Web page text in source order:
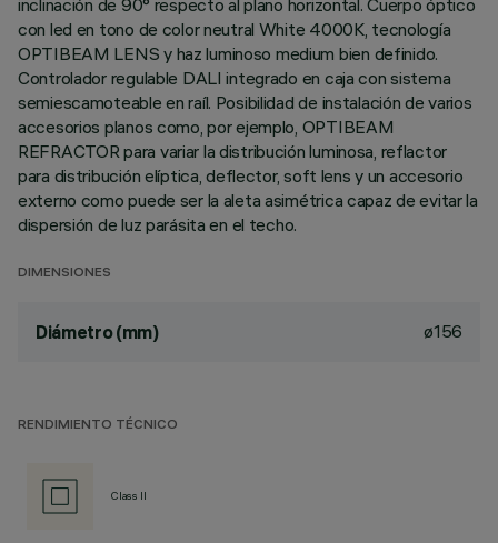
inclinación de 90° respecto al plano horizontal. Cuerpo óptico
con led en tono de color neutral White 4000K, tecnología
OPTIBEAM LENS y haz luminoso medium bien definido.
Controlador regulable DALI integrado en caja con sistema
semiescamoteable en raíl. Posibilidad de instalación de varios
accesorios planos como, por ejemplo, OPTIBEAM
REFRACTOR para variar la distribución luminosa, reflactor
para distribución elíptica, deflector, soft lens y un accesorio
externo como puede ser la aleta asimétrica capaz de evitar la
dispersión de luz parásita en el techo.
DIMENSIONES
Diámetro (mm) ø156
RENDIMIENTO TÉCNICO
Class II